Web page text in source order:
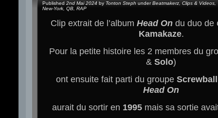
Published 2nd Mai 2024 by Tonton Steph underBeatmakerz Clips & Videos
New-York QB RAP
Clip extrait de l’album Head On du duo de
Kamakaze.
Pour la petite histoire les 2 membres du
& Solo)
ont ensuite fait parti du groupe Screwball
Head On
aurait du sortir en 1995 mais sa sortie